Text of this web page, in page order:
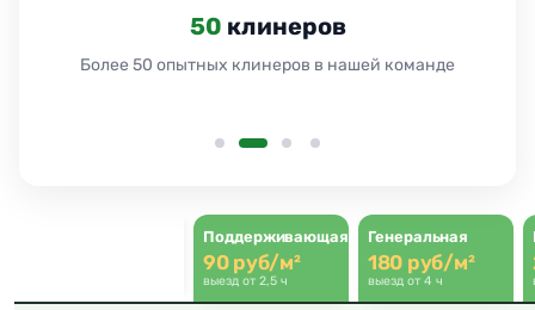
24
Поддерживающая
90 руб/м²
выезд от 2,5 ч
Генеральная
180 руб/м²
выезд от 4 ч